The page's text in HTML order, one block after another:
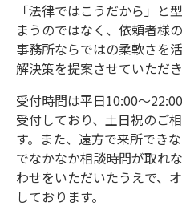
「法律ではこうだから」と
まうのではなく、依頼者様
事務所ならではの柔軟さを
解決策を提案させていただき
受付時間は平日10:00～
受付しており、土日祝のご
す。また、遠方で来所でき
でなかなか相談時間が取れ
わせをいただいたうえで、
しております。